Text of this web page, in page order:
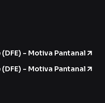
- Motiva Pantanal
- Motiva Pantanal